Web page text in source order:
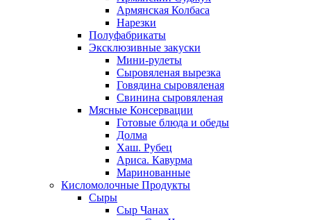
Армянская Колбаса
Нарезки
Полуфабрикаты
Эксклюзивные закуски
Мини-рулеты
Сыровяленая вырезка
Говядина сыровяленая
Свинина сыровяленая
Мясные Консервации
Готовые блюда и обеды
Долма
Хаш. Рубец
Ариса. Кавурма
Маринованные
Кисломолочные Продукты
Сыры
Сыр Чанах